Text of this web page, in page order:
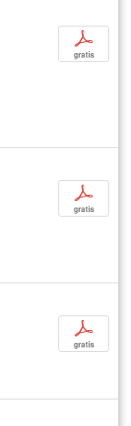
p
gratis
p
gratis
p
gratis